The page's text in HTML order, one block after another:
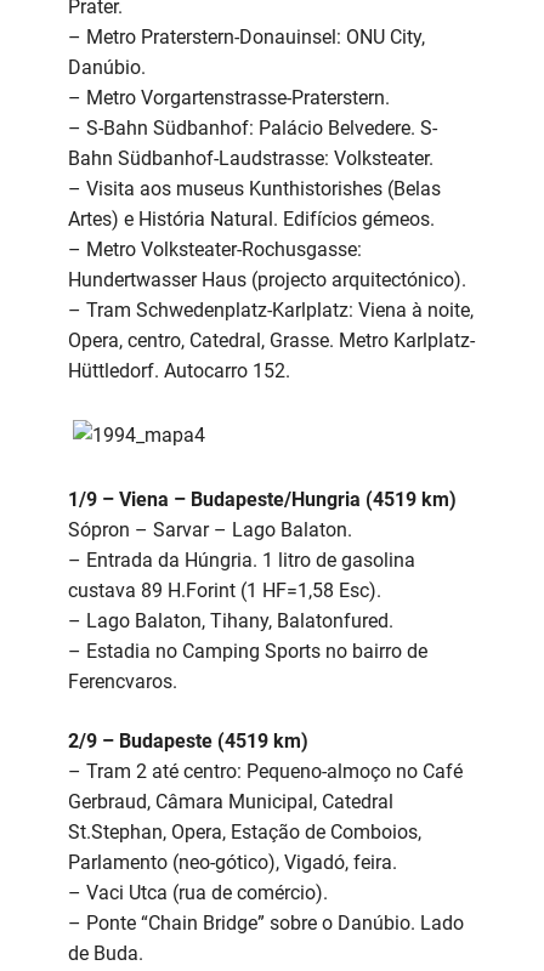
Prater.
– Metro Praterstern-Donauinsel: ONU City,
Danúbio.
– Metro Vorgartenstrasse-Praterstern.
– S-Bahn Südbanhof: Palácio Belvedere. S-
Bahn Südbanhof-Laudstrasse: Volksteater.
– Visita aos museus Kunthistorishes (Belas
Artes) e História Natural. Edifícios gémeos.
– Metro Volksteater-Rochusgasse:
Hundertwasser Haus (projecto arquitectónico).
– Tram Schwedenplatz-Karlplatz: Viena à noite,
Opera, centro, Catedral, Grasse. Metro Karlplatz-
Hüttledorf. Autocarro 152.
1/9 – Viena – Budapeste/Hungria (4519 km)
Sópron – Sarvar – Lago Balaton.
– Entrada da Húngria. 1 litro de gasolina
custava 89 H.Forint (1 HF=1,58 Esc).
– Lago Balaton, Tihany, Balatonfured.
– Estadia no Camping Sports no bairro de
Ferencvaros.
2/9 – Budapeste (4519 km)
– Tram 2 até centro: Pequeno-almoço no Café
Gerbraud, Câmara Municipal, Catedral
St.Stephan, Opera, Estação de Comboios,
Parlamento (neo-gótico), Vigadó, feira.
– Vaci Utca (rua de comércio).
– Ponte “Chain Bridge” sobre o Danúbio. Lado
de Buda.